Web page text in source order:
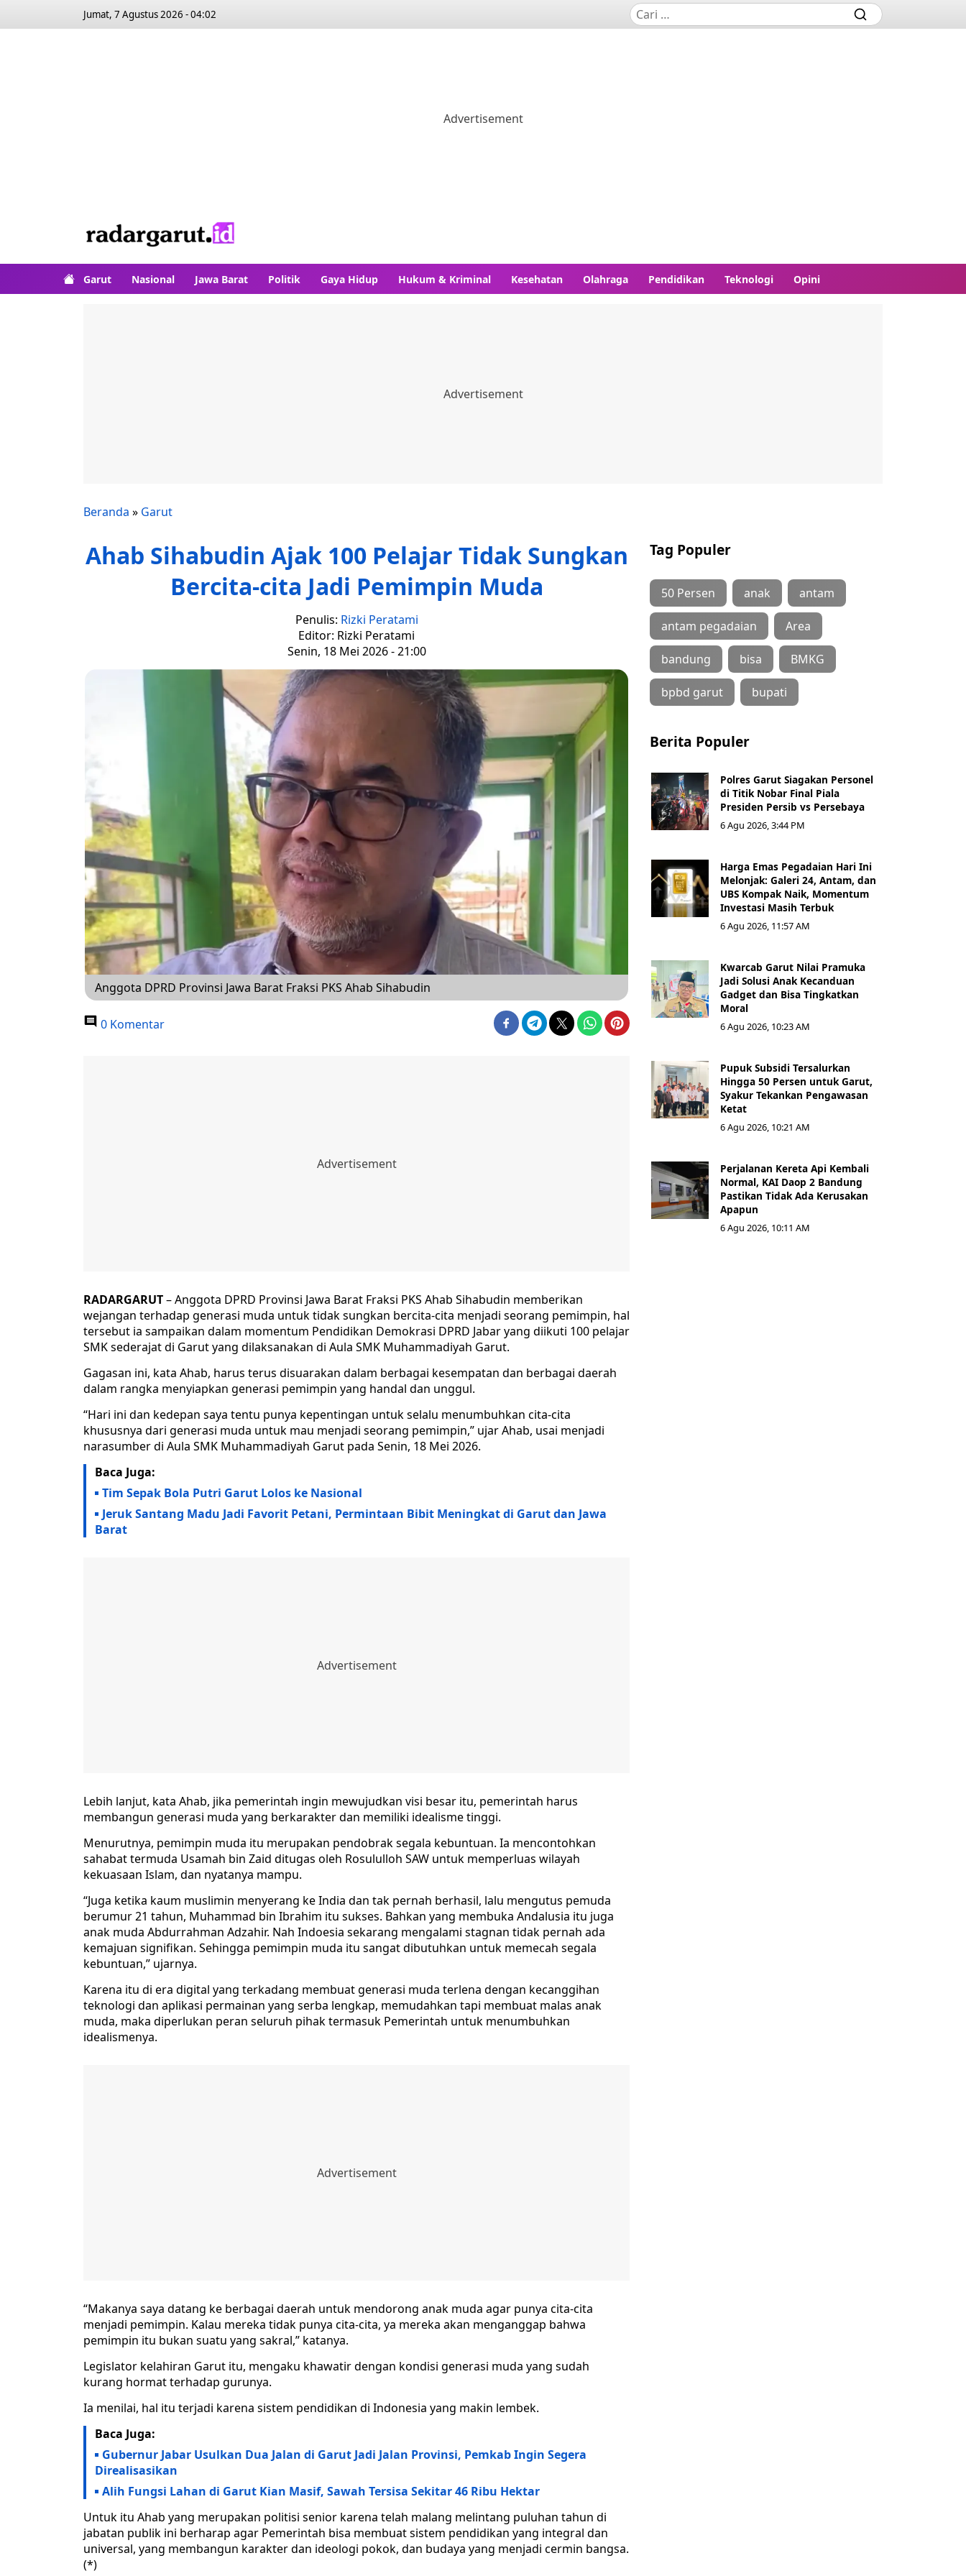
Jumat, 7 Agustus 2026 - 04:02
Garut Nasional Jawa Barat Politik Gaya Hidup Hukum & Kriminal Kesehatan Olahraga Pendidikan Teknologi Opini
Beranda » Garut
Ahab Sihabudin Ajak 100 Pelajar Tidak Sungkan
Bercita-cita Jadi Pemimpin Muda
Penulis: Rizki Peratami
Editor: Rizki Peratami
Senin, 18 Mei 2026 - 21:00
Anggota DPRD Provinsi Jawa Barat Fraksi PKS Ahab Sihabudin
0 Komentar
RADARGARUT– Anggota DPRD Provinsi Jawa Barat Fraksi PKS Ahab Sihabudin memberikan
wejangan terhadap generasi muda untuk tidak sungkan bercita-cita menjadi seorang pemimpin, hal
tersebut ia sampaikan dalam momentum Pendidikan Demokrasi DPRD Jabar yang diikuti 100 pelajar
SMK sederajat di Garut yang dilaksanakan di Aula SMK Muhammadiyah Garut.
Gagasan ini, kata Ahab, harus terus disuarakan dalam berbagai kesempatan dan berbagai daerah
dalam rangka menyiapkan generasi pemimpin yang handal dan unggul.
“Hari ini dan kedepan saya tentu punya kepentingan untuk selalu menumbuhkan cita-cita
khususnya dari generasi muda untuk mau menjadi seorang pemimpin,” ujar Ahab, usai menjadi
narasumber di Aula SMK Muhammadiyah Garut pada Senin, 18 Mei 2026.
Baca Juga:
Tim Sepak Bola Putri Garut Lolos ke Nasional
Jeruk Santang Madu Jadi Favorit Petani, Permintaan Bibit Meningkat di Garut dan Jawa
Barat
Lebih lanjut, kata Ahab, jika pemerintah ingin mewujudkan visi besar itu, pemerintah harus
membangun generasi muda yang berkarakter dan memiliki idealisme tinggi.
Menurutnya, pemimpin muda itu merupakan pendobrak segala kebuntuan. Ia mencontohkan
sahabat termuda Usamah bin Zaid ditugas oleh Rosululloh SAW untuk memperluas wilayah
kekuasaan Islam, dan nyatanya mampu.
“Juga ketika kaum muslimin menyerang ke India dan tak pernah berhasil, lalu mengutus pemuda
berumur 21 tahun, Muhammad bin Ibrahim itu sukses. Bahkan yang membuka Andalusia itu juga
anak muda Abdurrahman Adzahir. Nah Indoesia sekarang mengalami stagnan tidak pernah ada
kemajuan signifikan. Sehingga pemimpin muda itu sangat dibutuhkan untuk memecah segala
kebuntuan,” ujarnya.
Karena itu di era digital yang terkadang membuat generasi muda terlena dengan kecanggihan
teknologi dan aplikasi permainan yang serba lengkap, memudahkan tapi membuat malas anak
muda, maka diperlukan peran seluruh pihak termasuk Pemerintah untuk menumbuhkan
idealismenya.
“Makanya saya datang ke berbagai daerah untuk mendorong anak muda agar punya cita-cita
menjadi pemimpin. Kalau mereka tidak punya cita-cita, ya mereka akan menganggap bahwa
pemimpin itu bukan suatu yang sakral,” katanya.
Legislator kelahiran Garut itu, mengaku khawatir dengan kondisi generasi muda yang sudah
kurang hormat terhadap gurunya.
Ia menilai, hal itu terjadi karena sistem pendidikan di Indonesia yang makin lembek.
Baca Juga:
Gubernur Jabar Usulkan Dua Jalan di Garut Jadi Jalan Provinsi, Pemkab Ingin Segera
Direalisasikan
Alih Fungsi Lahan di Garut Kian Masif, Sawah Tersisa Sekitar 46 Ribu Hektar
Untuk itu Ahab yang merupakan politisi senior karena telah malang melintang puluhan tahun di
jabatan publik ini berharap agar Pemerintah bisa membuat sistem pendidikan yang integral dan
universal, yang membangun karakter dan ideologi pokok, dan budaya yang menjadi cermin bangsa.
(*)
Tag Populer
50 Persen anak antam
antam pegadaian Area
bandung bisa BMKG
bpbd garut bupati
Berita Populer
Polres Garut Siagakan Personel
di Titik Nobar Final Piala
Presiden Persib vs Persebaya
6 Agu 2026, 3:44 PM
Harga Emas Pegadaian Hari Ini
Melonjak: Galeri 24, Antam, dan
UBS Kompak Naik, Momentum
Investasi Masih Terbuk
6 Agu 2026, 11:57 AM
Kwarcab Garut Nilai Pramuka
Jadi Solusi Anak Kecanduan
Gadget dan Bisa Tingkatkan
Moral
6 Agu 2026, 10:23 AM
Pupuk Subsidi Tersalurkan
Hingga 50 Persen untuk Garut,
Syakur Tekankan Pengawasan
Ketat
6 Agu 2026, 10:21 AM
Perjalanan Kereta Api Kembali
Normal, KAI Daop 2 Bandung
Pastikan Tidak Ada Kerusakan
Apapun
6 Agu 2026, 10:11 AM